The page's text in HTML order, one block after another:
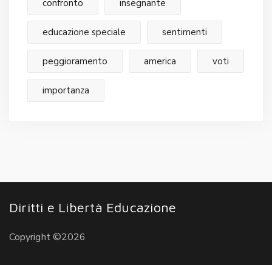
confronto insegnante
educazione speciale sentimenti
peggioramento america voti
importanza
Diritti e Libertà Educazione
Copyright ©2026